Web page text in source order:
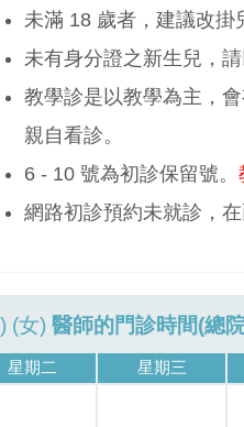
未滿 18 歲者，建議改掛
未有身分證之新生兒，請
教學診是以教學為主，
親自看診。
6 - 10 號為初診保留號。
網路初診預約未就診，